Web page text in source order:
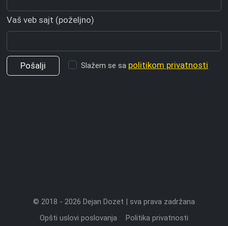
Vaš veb sajt (poželjno)
Slažem se sa politikom privatnosti
© 2018 - 2026 Dejan Dozet | sva prava zadržana
Opšti uslovi poslovanja
Politika privatnosti